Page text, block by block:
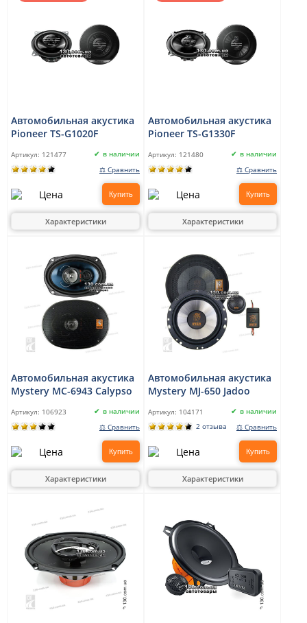
Автомобильная акустика
Pioneer TS-G1020F
Артикул: 121477
в наличии
⚖ Сравнить
Купить
Характеристики
Автомобильная акустика
Pioneer TS-G1330F
Артикул: 121480
в наличии
⚖ Сравнить
Купить
Характеристики
Автомобильная акустика
Mystery MC-6943 Calypso
Артикул: 106923
в наличии
⚖ Сравнить
Купить
Характеристики
Автомобильная акустика
Mystery MJ-650 Jadoo
Артикул: 104171
в наличии
2 отзыва
⚖ Сравнить
Купить
Характеристики